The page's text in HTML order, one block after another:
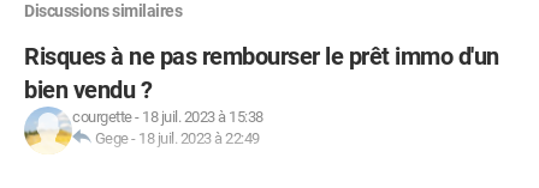
Discussions similaires
Risques à ne pas rembourser le prêt immo d'un
bien vendu ?
courgette- 18 juil. 2023 à 15:38
Gege- 18 juil. 2023 à 22:49